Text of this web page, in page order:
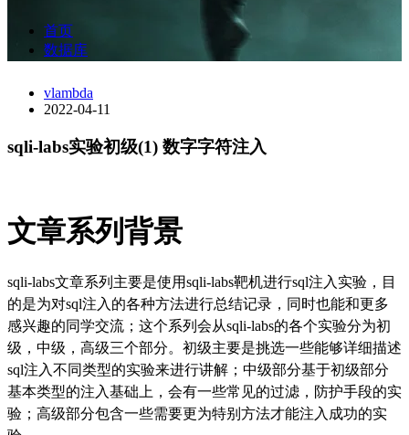
首页
数据库
vlambda
2022-04-11
sqli-labs实验初级(1) 数字字符注入
文章系列背景
sqli-labs文章系列主要是使用sqli-labs靶机进行sql注入实验，目
的是为对sql注入的各种方法进行总结记录，同时也能和更多
感兴趣的同学交流；这个系列会从sqli-labs的各个实验分为初
级，中级，高级三个部分。初级主要是挑选一些能够详细描述
sql注入不同类型的实验来进行讲解；中级部分基于初级部分
基本类型的注入基础上，会有一些常见的过滤，防护手段的实
验；高级部分包含一些需要更为特别方法才能注入成功的实